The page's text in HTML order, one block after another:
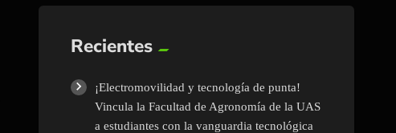
Recientes
¡Electromovilidad y tecnología de punta!
Vincula la Facultad de Agronomía de la UAS
a estudiantes con la vanguardia tecnológica